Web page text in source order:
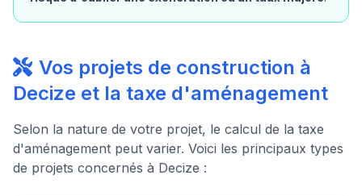
Vos projets de construction à
Decize et la taxe d'aménagement
Selon la nature de votre projet, le calcul de la taxe
d'aménagement peut varier. Voici les principaux types
de projets concernés à Decize :